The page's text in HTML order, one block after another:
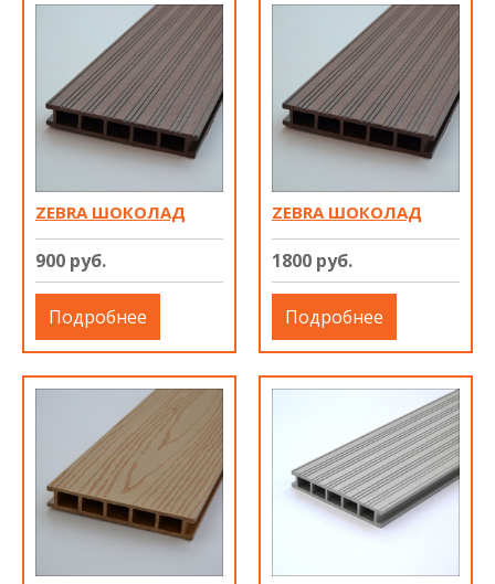
ZEBRA ШОКОЛАД
900 руб.
Подробнее
ZEBRA ШОКОЛАД
1800 руб.
Подробнее